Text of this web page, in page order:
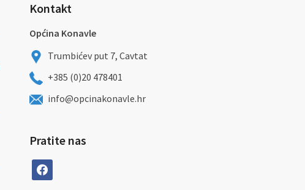
Kontakt
Općina Konavle
Trumbićev put 7, Cavtat
+385 (0)20 478401
info@opcinakonavle.hr
Pratite nas
facebook